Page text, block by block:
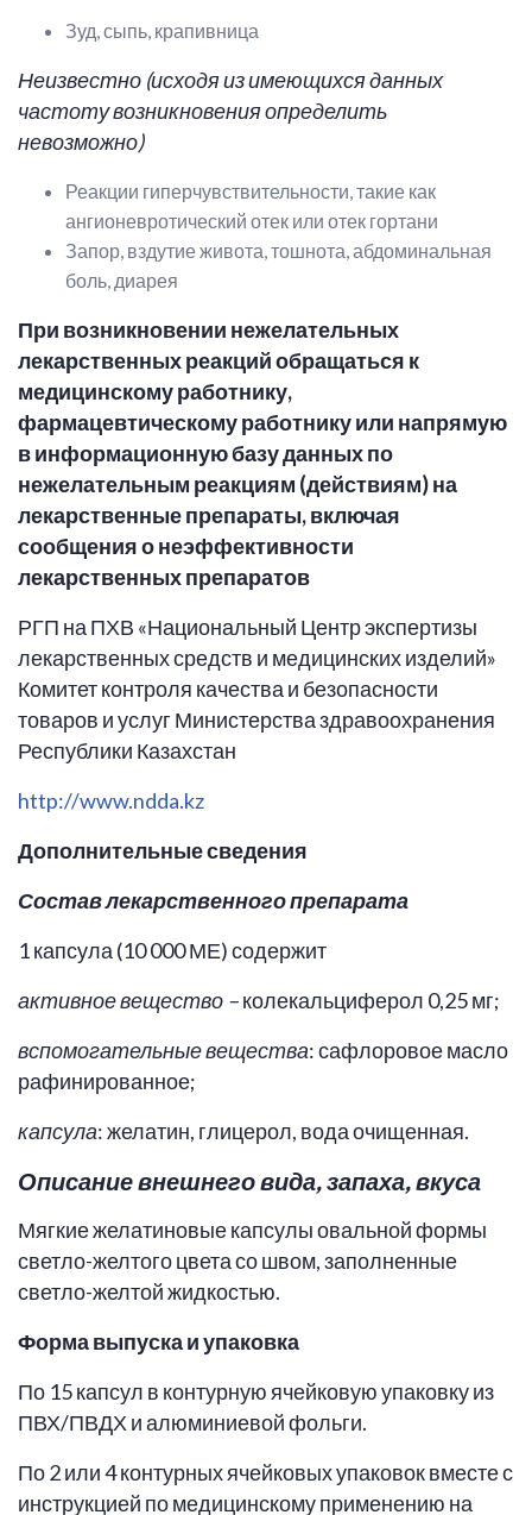
Зуд, сыпь, крапивница
Неизвестно (исходя из имеющихся данных
частоту возникновения определить
невозможно)
Реакции гиперчувствительности, такие как
ангионевротический отек или отек гортани
Запор, вздутие живота, тошнота, абдоминальная
боль, диарея
При возникновении нежелательных
лекарственных реакций обращаться к
медицинскому работнику,
фармацевтическому работнику или напрямую
в информационную базу данных по
нежелательным реакциям (действиям) на
лекарственные препараты, включая
сообщения о неэффективности
лекарственных препаратов
РГП на ПХВ «Национальный Центр экспертизы
лекарственных средств и медицинских изделий»
Комитет контроля качества и безопасности
товаров и услуг Министерства здравоохранения
Республики Казахстан
http://www.ndda.kz
Дополнительные сведения
Состав лекарственного препарата
1 капсула (10 000 МЕ) содержит
активное вещество –колекальциферол 0,25 мг;
вспомогательные вещества: сафлоровое масло
рафинированное;
капсула: желатин, глицерол, вода очищенная.
Описание внешнего вида, запаха, вкуса
Мягкие желатиновые капсулы овальной формы
светло-желтого цвета со швом, заполненные
светло-желтой жидкостью.
Форма выпуска и упаковка
По 15 капсул в контурную ячейковую упаковку из
ПВХ/ПВДХ и алюминиевой фольги.
По 2 или 4 контурных ячейковых упаковок вместе с
инструкцией по медицинскому применению на